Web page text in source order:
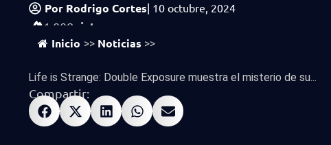
Por Rodrigo Cortes| 10 octubre, 2024
1,008 vistas
Inicio >> Noticias >>
Life is Strange: Double Exposure muestra el misterio de su...
Compartir: